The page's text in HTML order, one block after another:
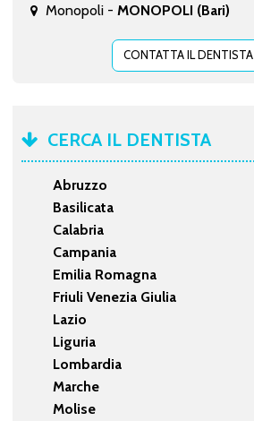
Monopoli - MONOPOLI (Bari)
CONTATTA IL DENTISTA
CERCA IL DENTISTA
Abruzzo
Basilicata
Calabria
Campania
Emilia Romagna
Friuli Venezia Giulia
Lazio
Liguria
Lombardia
Marche
Molise